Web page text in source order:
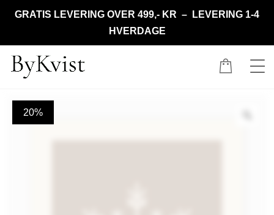
GRATIS LEVERING OVER 499,- KR – LEVERING 1-4
HVERDAGE
20%